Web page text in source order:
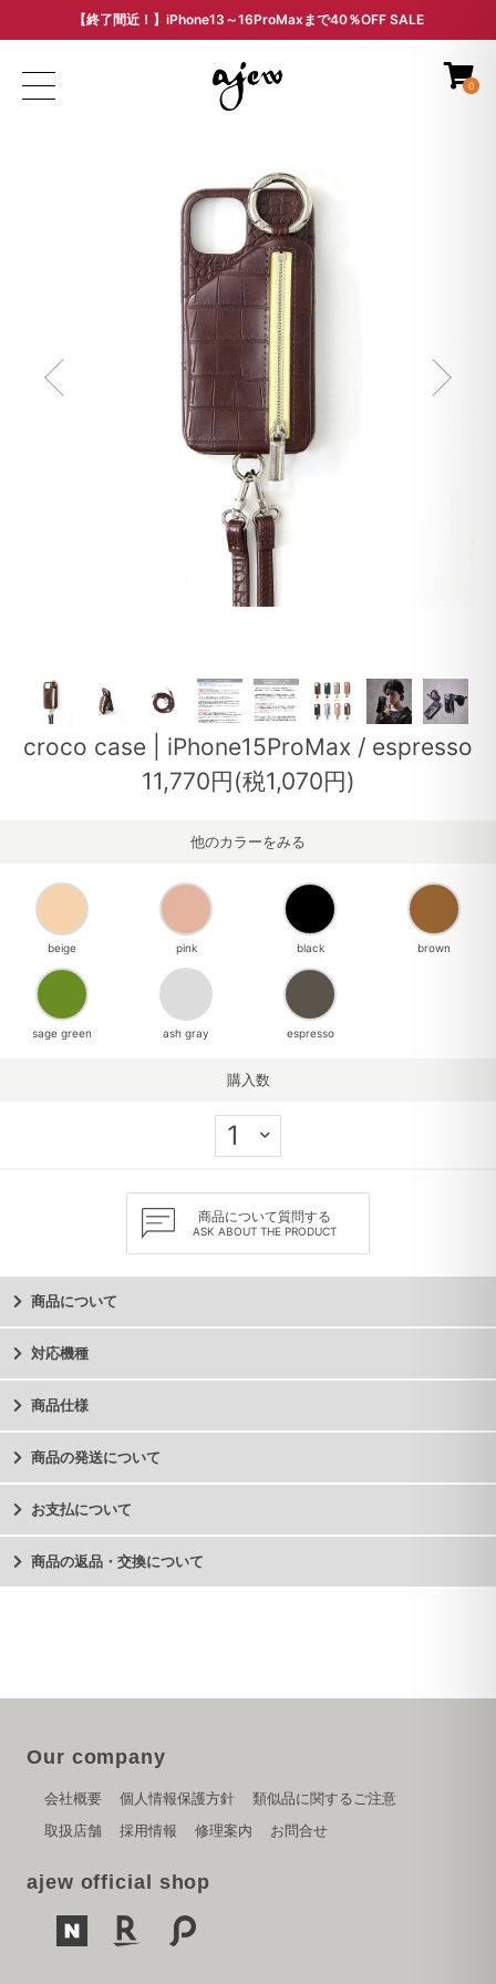
【終了間近！】iPhone13～16ProMaxまで40％OFF SALE
ARCHIVE SALE - 過去モデルをお得な価格で -
0
croco case | iPhone15ProMax / espresso
11,770円(税1,070円)
他のカラーをみる
beige pink black brown
sage green ash gray espresso
購入数
商品について質問する
ASK ABOUT THE PRODUCT
商品について
対応機種
商品仕様
商品の発送について
お支払について
商品の返品・交換について
Our company
会社概要 個人情報保護方針
類似品に関するご注意
取扱店舗
採用情報 修理案内 お問合せ
ajew official shop